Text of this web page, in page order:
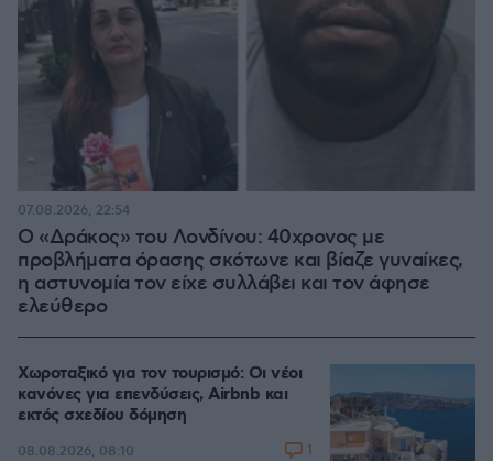
Ο «Δράκος» του Λονδίνου: 40χρονος με
προβλήματα όρασης σκότωνε και βίαζε γυναίκες,
η αστυνομία τον είχε συλλάβει και τον άφησε
ελεύθερο
07.08.2026, 22:54
Χωροταξικό για τον τουρισμό: Οι νέοι
κανόνες για επενδύσεις, Airbnb και
εκτός σχεδίου δόμηση
08.08.2026, 08:10 1